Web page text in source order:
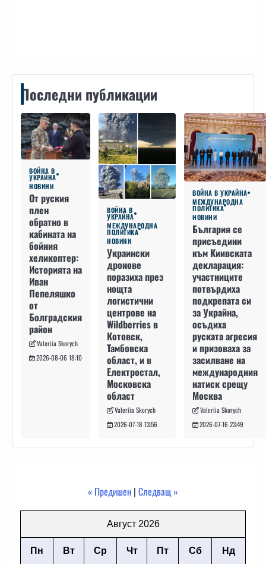
Последни публикации
ВОЙНА В
УКРАЙНА
НОВИНИ
От руския
плен
обратно в
кабината на
бойния
хеликоптер:
Историята на
Иван
Пепеляшко
от
Болградския
район
Valeriia Skorych
2026-08-06 18:10
ВОЙНА В
УКРАЙНА
МЕЖДУНАРОДНА
ПОЛИТИКА
НОВИНИ
Украински
дронове
поразиха през
нощта
логистични
центрове на
Wildberries в
Котовск,
Тамбовска
област, и в
Електростал,
Московска
област
Valeriia Skorych
2026-07-18 13:56
ВОЙНА В УКРАЙНА
МЕЖДУНАРОДНА
ПОЛИТИКА
НОВИНИ
България се
присъедини
към Киивската
декларация:
участниците
потвърдиха
подкрепата си
за Украйна,
осъдиха
руската агресия
и призоваха за
засилване на
международния
натиск срещу
Москва
Valeriia Skorych
2026-07-16 23:49
« Предишен | Следващ »
Август 2026
Пн Вт Ср Чт Пт Сб Нд